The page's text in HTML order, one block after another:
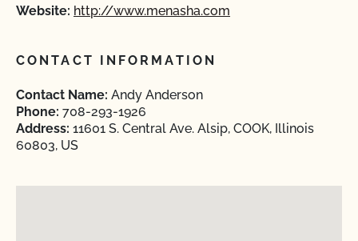
Website: http://www.menasha.com
CONTACT INFORMATION
Contact Name: Andy Anderson
Phone: 708-293-1926
Address: 11601 S. Central Ave. Alsip, COOK, Illinois
60803, US